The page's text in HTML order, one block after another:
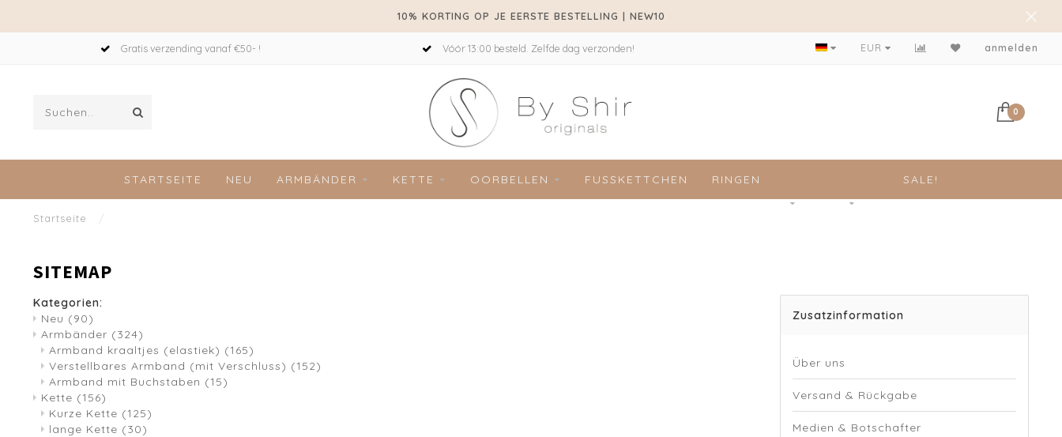
10% KORTING OP JE EERSTE BESTELLING | NEW10
Gratis verzending vanaf €50- ! Vóór 13:00 besteld. Zelfde dag verzonden! EUR anmelden
0
STARTSEITE NEU ARMBÄNDER KETTE OORBELLEN FUSSKETTCHEN RINGEN SALE!
Startseite /
SITEMAP
Kategorien:
Neu (90)
Armbänder (324)
Armband kraaltjes (elastiek) (165)
Verstellbares Armband (mit Verschluss) (152)
Armband mit Buchstaben (15)
Kette (156)
Kurze Kette (125)
lange Kette (30)
Zusatzinformation
Über uns
Versand & Rückgabe
Medien & Botschafter